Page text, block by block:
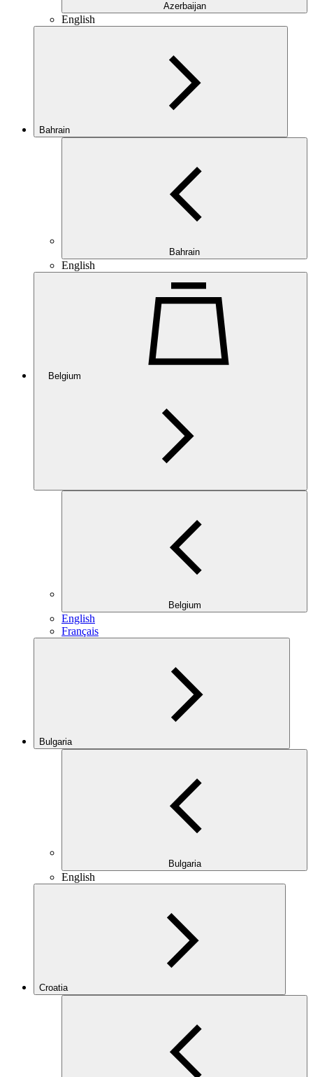
Azerbaijan
English
Bahrain
Bahrain
English
Belgium
Belgium
English
Français
Bulgaria
Bulgaria
English
Croatia